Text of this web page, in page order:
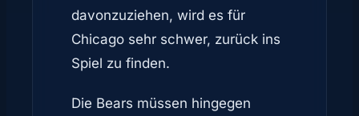
davonzuziehen, wird es für
Chicago sehr schwer, zurück ins
Spiel zu finden.
Die Bears müssen hingegen